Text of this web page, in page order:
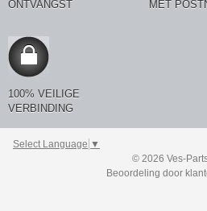
ONTVANGST
MET
100% VEILIGE
VERBINDING
Select Language ▼
© 2026 Ves-
Beoordeling door